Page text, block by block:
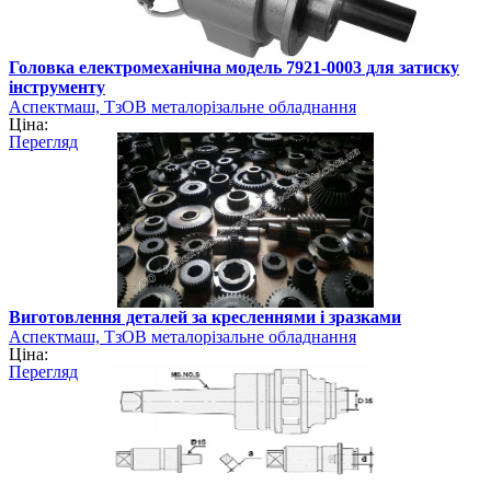
Головка електромеханічна модель 7921-0003 для затиску
інструменту
Аспектмаш, ТзОВ металорізальне обладнання
Ціна:
Перегляд
Виготовлення деталей за кресленнями і зразками
Аспектмаш, ТзОВ металорізальне обладнання
Ціна:
Перегляд